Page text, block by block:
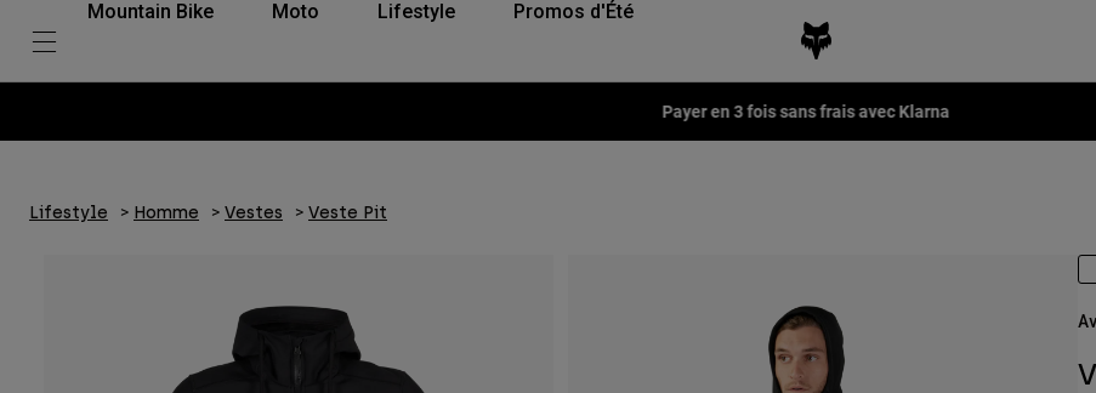
Mountain Bike Moto Lifestyle Promos d'Été
Fox LAB Capsule Collection -Voir la collection
Lifestyle Homme Vestes Veste Pit